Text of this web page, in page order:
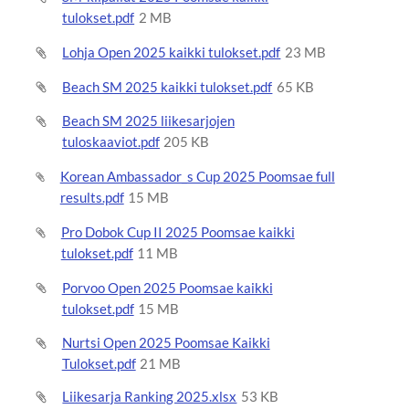
tulokset.pdf 2 MB
Lohja Open 2025 kaikki tulokset.pdf 23 MB
Beach SM 2025 kaikki tulokset.pdf 65 KB
Beach SM 2025 liikesarjojen
tuloskaaviot.pdf 205 KB
Korean Ambassador_s Cup 2025 Poomsae full
results.pdf 15 MB
Pro Dobok Cup II 2025 Poomsae kaikki
tulokset.pdf 11 MB
Porvoo Open 2025 Poomsae kaikki
tulokset.pdf 15 MB
Nurtsi Open 2025 Poomsae Kaikki
Tulokset.pdf 21 MB
Liikesarja Ranking 2025.xlsx 53 KB